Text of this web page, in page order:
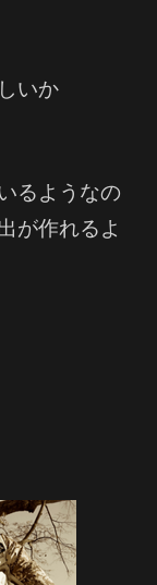
いか
るようなの
が作れるよ